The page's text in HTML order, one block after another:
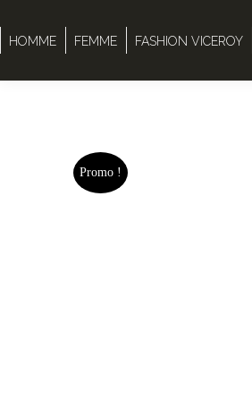
HOMME FEMME FASHION VICEROY
Promo !